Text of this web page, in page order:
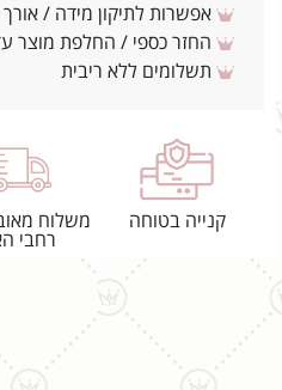
אפשרות לתיקון מידה / אורך
החזר כספי / החלפת מוצר עד 14
תשלומים ללא ריבית
קנייה בטוחה
משלוח
רחבי